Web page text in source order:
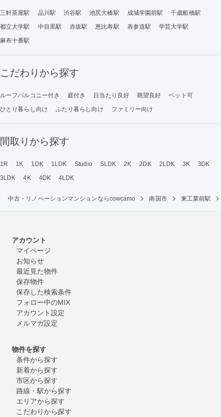
三軒茶屋駅 品川駅 渋谷駅 池尻大橋駅 成城学園前駅
千歳船橋駅
都立大学駅
中目黒駅 赤坂駅 恵比寿駅 表参道駅
学芸大学駅
麻布十番駅
こだわりから探す
ルーフバルコニー付き 庭付き 日当たり良好 眺望良好
ペット可
ひとり暮らし向け
ふたり暮らし向け ファミリー向け
間取りから探す
1R 1K 1DK 1LDK Studio SLDK 2K 2DK 2LDK 3K
3DK
3LDK
4K 4DK 4LDK
中古・リノベーションマンションならcowcamo 南国市 東工業前駅
アカウント
マイページ
お知らせ
最近見た物件
保存物件
保存した検索条件
フォロー中のMIX
アカウント設定
メルマガ設定
物件を探す
条件から探す
新着から探す
市区から探す
路線・駅から探す
エリアから探す
こだわりから探す